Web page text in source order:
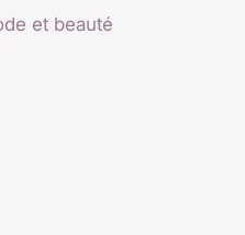
et beauté